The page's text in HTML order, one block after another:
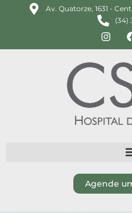
Av. Quatorze, 1631 -
(34)
Agende